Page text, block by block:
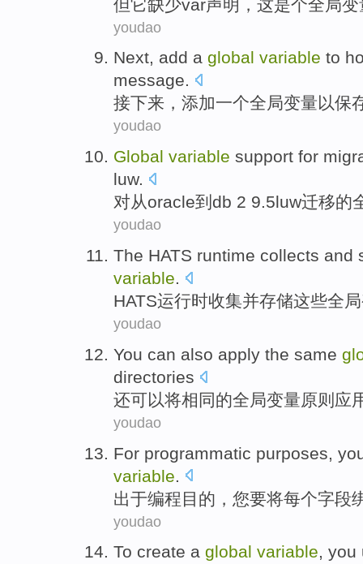
但它缺少var声明 ， 这是个全局变
youdao
Next, add a global variable to
message.
接下来 ， 添加一个全局变量以保
youdao
Global variable support for
luw.
对从oracle到 db 2 9.5luw迁移的
youdao
The HATS runtime collects and
variable.
HATS运行时收集并存储这些全局
youdao
You can also apply the same
directories
还可以将相同的全局变量原则 应
youdao
For programmatic purposes
variable
出于编程目的 ， 您要将每个字段
youdao
To create a global variable, you